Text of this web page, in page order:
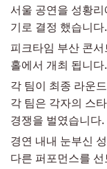
서울 공연을 성황
기로 결정 했습니다.
피크타임 부산 콘
홀에서 개최 됩니다.
각 팀이 최종 라운
각 팀은 각자의 스
경쟁을 벌였습니다.
경연 내내 눈부신
다른 퍼포먼스를